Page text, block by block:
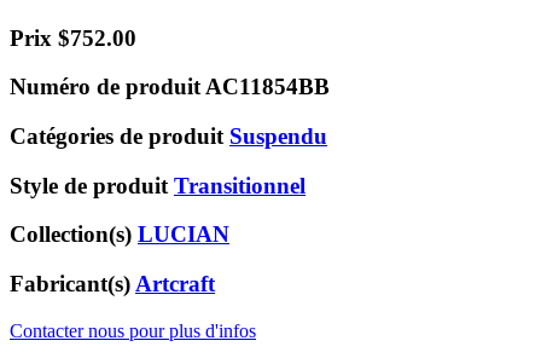
Prix $752.00
Numéro de produitAC11854BB
Catégories de produit Suspendu
Style de produit Transitionnel
Collection(s) LUCIAN
Fabricant(s) Artcraft
Contacter nous pour plus d'infos